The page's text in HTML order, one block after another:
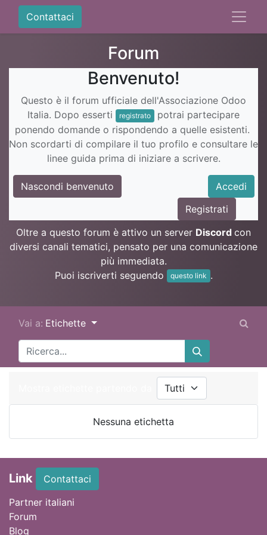
Contattaci
Forum
Benvenuto!
Questo è il forum ufficiale dell'Associazione Odoo
Italia. Dopo esserti
registrato
potrai partecipare
ponendo domande o rispondendo a quelle esistenti.
Non scordarti di compilare il tuo profilo e consultare le
linee guida prima di iniziare a scrivere.
Nascondi benvenuto
Accedi
Registrati
Oltre a questo forum è attivo un server Discord con
diversi canali tematici, pensato per una comunicazione
più immediata.
Puoi iscriverti seguendo
questo link .
Vai a: Etichette
Nessuna etichetta
Link
Contattaci
Partner italiani
Forum
Blog